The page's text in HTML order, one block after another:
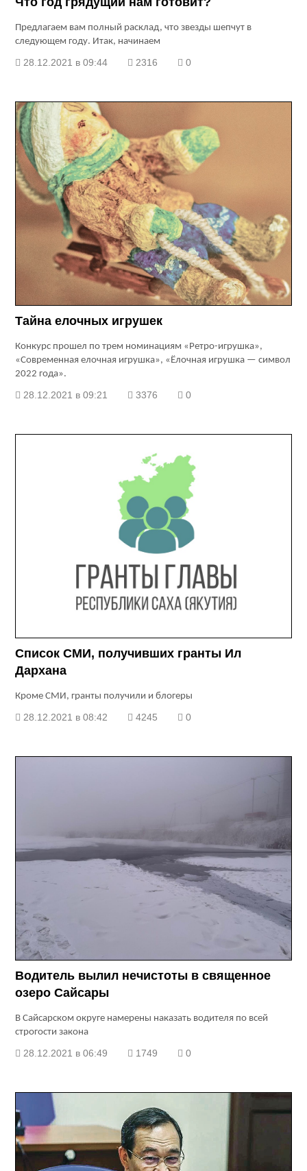
Предлагаем вам полный расклад, что звезды шепчут в
следующем году. Итак, начинаем
28.12.2021 в 09:44 2316 0
Тайна елочных игрушек
Конкурс прошел по трем номинациям «Ретро-игрушка»,
«Современная елочная игрушка», «Ёлочная игрушка — символ
2022 года».
28.12.2021 в 09:21 3376 0
Список СМИ, получивших гранты Ил
Дархана
Кроме СМИ, гранты получили и блогеры
28.12.2021 в 08:42 4245 0
Водитель вылил нечистоты в священное
озеро Сайсары
В Сайсарском округе намерены наказать водителя по всей
строгости закона
28.12.2021 в 06:49 1749 0